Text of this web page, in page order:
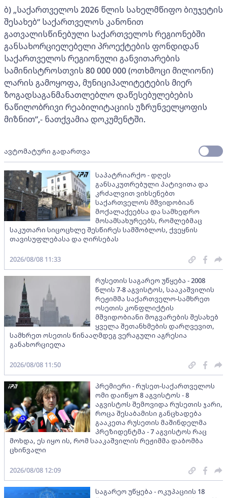
ბ) „საქართველოს 2026 წლის სახელმწიფო ბიუჯეტის
შესახებ“ საქართველოს კანონით
გათვალისწინებული საქართველოს რეგიონებში
განსახორციელებელი პროექტების ფონდიდან
საქართველოს რეგიონული განვითარების
სამინისტროსთვის 80 000 000 (ოთხმოცი მილიონი)
ლარის გამოყოფა, მუნიციპალიტეტების მიერ
ზოგადსაგანმანათლებლო დაწესებულებების
ნაწილობრივი რეაბილიტაციის უზრუნველყოფის
მიზნით”,- ნათქვამია დოკუმენტში.
ავტომატური გადართვა
საპატრიარქო - დღეს
განსაკუთრებული პატივითა და
კრძალვით ვიხსენებთ
საქართველოს მშვიდობიან
მოქალაქეებსა და სამხედრო
მოსამსახურეებს, რომლებმაც
საკუთარი სიცოცხლე შესწირეს სამშობლოს, ქვეყნის
თავისუფლებასა და ღირსებას
2026/08/08 11:33
რუსეთის საგარეო უწყება - 2008
წლის 7-8 აგვისტოს, სააკაშვილის
რეჟიმმა საქართველო-სამხრეთ
ოსეთის კონფლიქტის
მშვიდობიანი მოგვარების შესახებ
ყველა შეთანხმების დარღვევით,
სამხრეთ ოსეთის წინააღმდეგ ვერაგული აგრესია
განახორციელა
2026/08/08 11:50
პრემიერი - რუსეთ-საქართველოს
ომი დაიწყო 8 აგვისტოს - 8
აგვისტოს შემოვიდა რუსეთის ჯარი,
როცა შესაბამისი განცხადება
გააკეთა რუსეთის მაშინდელმა
პრეზიდენტმა - 7 აგვისტოს რაც
მოხდა, ეს იყო ის, რომ სააკაშვილის რეჟიმმა დაბომბა
ცხინვალი
2026/08/08 12:09
საგარეო უწყება - ოკუპაციის 18